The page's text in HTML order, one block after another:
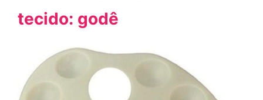
tecido: godê